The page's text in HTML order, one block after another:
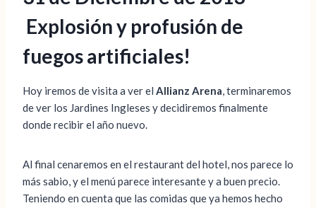
Explosión y profusión de
fuegos artificiales!
Hoy iremos de visita a ver el Allianz Arena, terminaremos
de ver los Jardines Ingleses y decidiremos finalmente
donde recibir el año nuevo.
Al final cenaremos en el restaurant del hotel, nos parece lo
más sabio, y el menú parece interesante y a buen precio.
Teniendo en cuenta que las comidas que ya hemos hecho